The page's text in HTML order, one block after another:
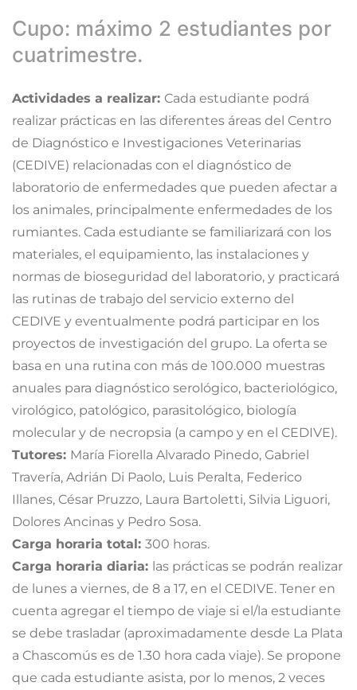
Cupo: máximo 2 estudiantes por
cuatrimestre.
Actividades a realizar: Cada estudiante podrá
realizar prácticas en las diferentes áreas del Centro
de Diagnóstico e Investigaciones Veterinarias
(CEDIVE) relacionadas con el diagnóstico de
laboratorio de enfermedades que pueden afectar a
los animales, principalmente enfermedades de los
rumiantes. Cada estudiante se familiarizará con los
materiales, el equipamiento, las instalaciones y
normas de bioseguridad del laboratorio, y practicará
las rutinas de trabajo del servicio externo del
CEDIVE y eventualmente podrá participar en los
proyectos de investigación del grupo. La oferta se
basa en una rutina con más de 100.000 muestras
anuales para diagnóstico serológico, bacteriológico,
virológico, patológico, parasitológico, biología
molecular y de necropsia (a campo y en el CEDIVE).
Tutores: María Fiorella Alvarado Pinedo, Gabriel
Travería, Adrián Di Paolo, Luis Peralta, Federico
Illanes, César Pruzzo, Laura Bartoletti, Silvia Liguori,
Dolores Ancinas y Pedro Sosa.
Carga horaria total: 300 horas.
Carga horaria diaria: las prácticas se podrán realizar
de lunes a viernes, de 8 a 17, en el CEDIVE. Tener en
cuenta agregar el tiempo de viaje si el/la estudiante
se debe trasladar (aproximadamente desde La Plata
a Chascomús es de 1.30 hora cada viaje). Se propone
que cada estudiante asista, por lo menos, 2 veces